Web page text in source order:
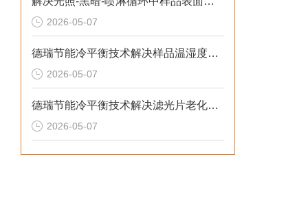
2026-05-07
德瑞节能冷平衡技术解决样品温湿度失控与老化机理失真的2026选型标准
2026-05-07
德瑞节能冷平衡技术解决滤光片老化无预警与校准停机损失的2026选型标准
2026-05-07